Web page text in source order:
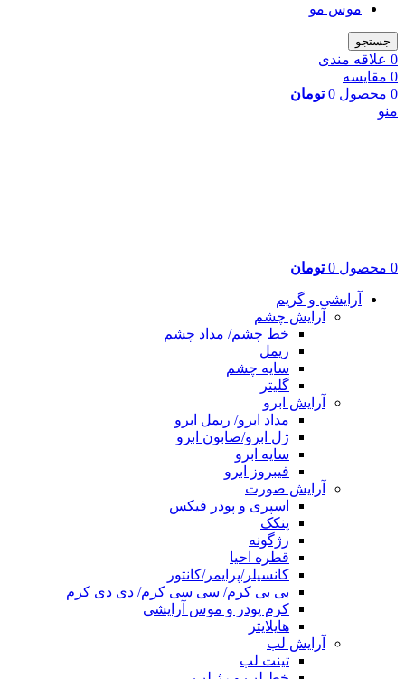
موس مو
جستجو
0 علاقه مندی
0 مقایسه
0 محصول 0 تومان
منو
0 محصول 0 تومان
آرایشی و گریم
آرایش چشم
خط چشم/ مداد چشم
ریمل
سایه چشم
گلیتر
آرایش ابرو
مداد ابرو/ ریمل ابرو
ژل ابرو/صابون ابرو
سایه ابرو
فیبروز ابرو
آرایش صورت
اسپری و پودر فیکس
پنکک
رژگونه
قطره احیا
کانسیلر/پرایمر/کانتور
بی بی کرم/ سی سی کرم/ دی دی کرم
کرم پودر و موس آرایشی
هایلایتر
آرایش لب
تینت لب